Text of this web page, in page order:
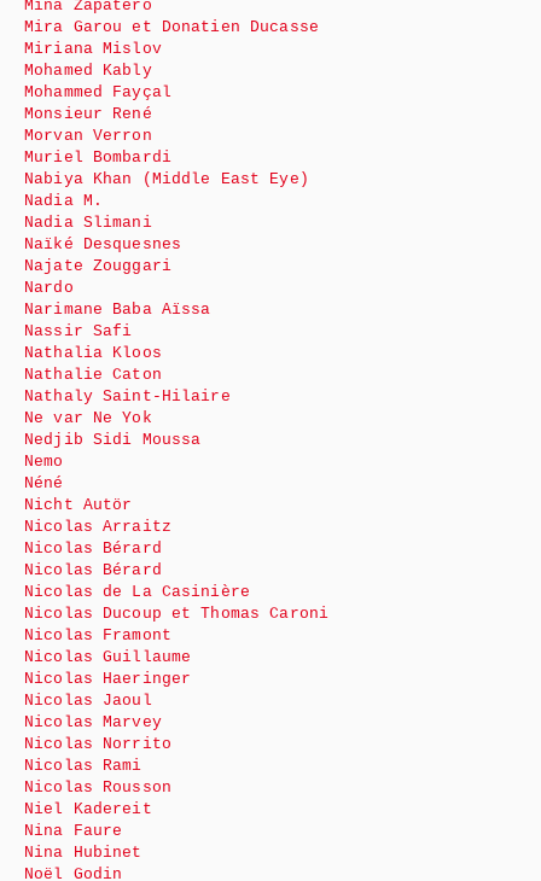
Mina Zapatero
Mira Garou et Donatien Ducasse
Miriana Mislov
Mohamed Kably
Mohammed Fayçal
Monsieur René
Morvan Verron
Muriel Bombardi
Nabiya Khan (Middle East Eye)
Nadia M.
Nadia Slimani
Naïké Desquesnes
Najate Zouggari
Nardo
Narimane Baba Aïssa
Nassir Safi
Nathalia Kloos
Nathalie Caton
Nathaly Saint-Hilaire
Ne var Ne Yok
Nedjib Sidi Moussa
Nemo
Néné
Nicht Autör
Nicolas Arraitz
Nicolas Bérard
Nicolas Bérard
Nicolas de La Casinière
Nicolas Ducoup et Thomas Caroni
Nicolas Framont
Nicolas Guillaume
Nicolas Haeringer
Nicolas Jaoul
Nicolas Marvey
Nicolas Norrito
Nicolas Rami
Nicolas Rousson
Niel Kadereit
Nina Faure
Nina Hubinet
Noël Godin